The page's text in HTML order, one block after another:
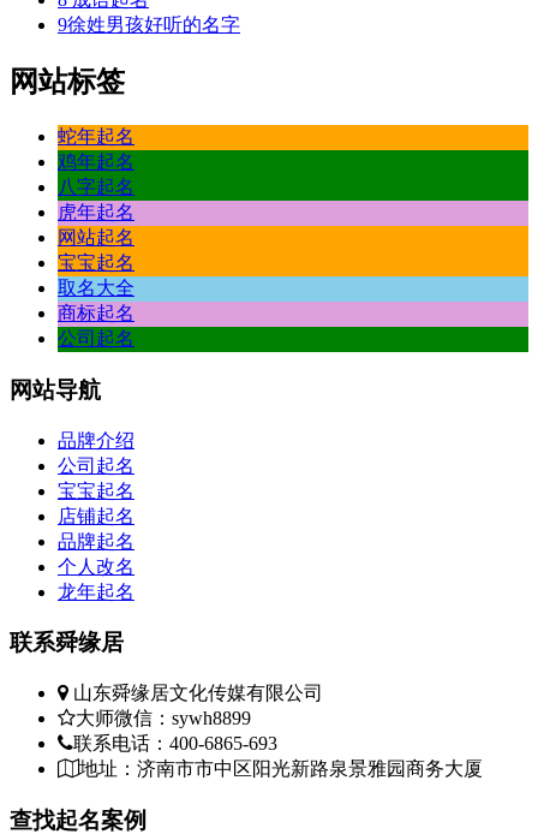
9徐姓男孩好听的名字
网站标签
蛇年起名
鸡年起名
八字起名
虎年起名
网站起名
宝宝起名
取名大全
商标起名
公司起名
网站导航
品牌介绍
公司起名
宝宝起名
店铺起名
品牌起名
个人改名
龙年起名
联系舜缘居
山东舜缘居文化传媒有限公司
大师微信：sywh8899
联系电话：400-6865-693
地址：济南市市中区阳光新路泉景雅园商务大厦
查找起名案例